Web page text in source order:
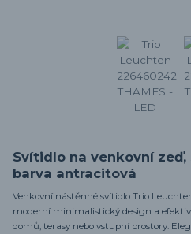
Svítidlo na venkovní
barva antracitová
Venkovní nástěnné svítidlo Trio
moderní minimalistický design a
domů, terasy nebo vstupní prostory.